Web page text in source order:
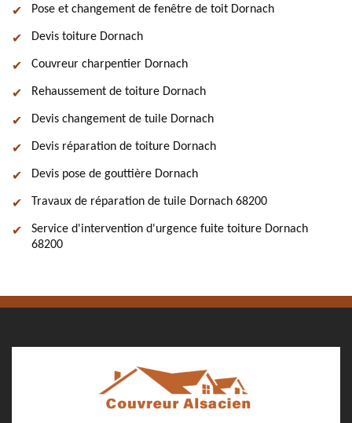
Pose et changement de fenêtre de toit Dornach
Devis toiture Dornach
Couvreur charpentier Dornach
Rehaussement de toiture Dornach
Devis changement de tuile Dornach
Devis réparation de toiture Dornach
Devis pose de gouttière Dornach
Travaux de réparation de tuile Dornach 68200
Service d'intervention d'urgence fuite toiture Dornach
68200